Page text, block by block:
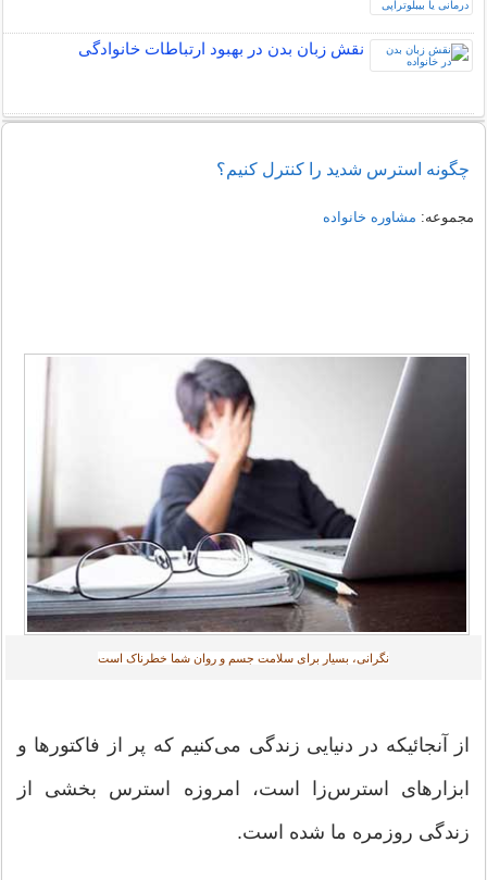
نقش زبان بدن در بهبود ارتباطات خانوادگی
چگونه استرس شدید را کنترل کنیم؟
مجموعه: مشاوره خانواده
نگرانی، بسیار برای سلامت جسم و روان شما خطرناک است
از آنجائیکه در دنیایی زندگی می‌کنیم که پر از فاکتورها و
ابزارهای استرس‌زا است، امروزه استرس بخشی از
زندگی روزمره ما شده است.